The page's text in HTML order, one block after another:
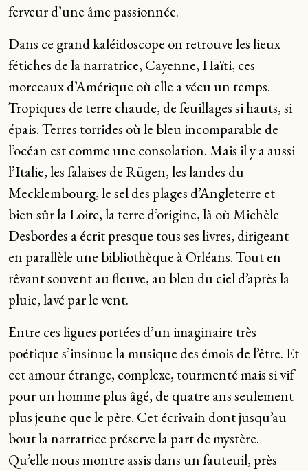
ferveur d’une âme passionnée.
Dans ce grand kaléidoscope on retrouve les lieux
fétiches de la narratrice, Cayenne, Haïti, ces
morceaux d’Amérique où elle a vécu un temps.
Tropiques de terre chaude, de feuillages si hauts, si
épais. Terres torrides où le bleu incomparable de
l’océan est comme une consolation. Mais il y a aussi
l’Italie, les falaises de Rügen, les landes du
Mecklembourg, le sel des plages d’Angleterre et
bien sûr la Loire, la terre d’origine, là où Michèle
Desbordes a écrit presque tous ses livres, dirigeant
en parallèle une bibliothèque à Orléans. Tout en
rêvant souvent au fleuve, au bleu du ciel d’après la
pluie, lavé par le vent.
Entre ces ligues portées d’un imaginaire très
poétique s’insinue la musique des émois de l’être. Et
cet amour étrange, complexe, tourmenté mais si vif
pour un homme plus âgé, de quatre ans seulement
plus jeune que le père. Cet écrivain dont jusqu’au
bout la narratrice préserve la part de mystère.
Qu’elle nous montre assis dans un fauteuil, près